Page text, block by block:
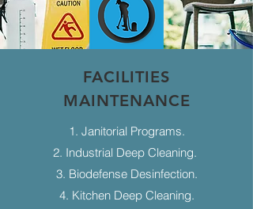
FACILITIES
MAINTENANCE
1. Janitorial Programs.
2. Industrial Deep Cleaning.
3. Biodefense Desinfection.
4. Kitchen Deep Cleaning.